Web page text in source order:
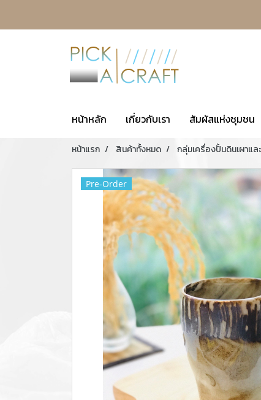
หน้าหลัก เกี่ยวกับเรา สัมผัสแห่งชุมชน
หน้าแรก สินค้าทั้งหมด กลุ่มเครื่องปั้นดินเผาแล
Pre-Order